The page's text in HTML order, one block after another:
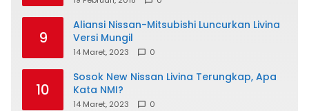
9
Aliansi Nissan-Mitsubishi Luncurkan Livina
Versi Mungil
14 Maret, 2023 0
10
Sosok New Nissan Livina Terungkap, Apa
Kata NMI?
14 Maret, 2023 0